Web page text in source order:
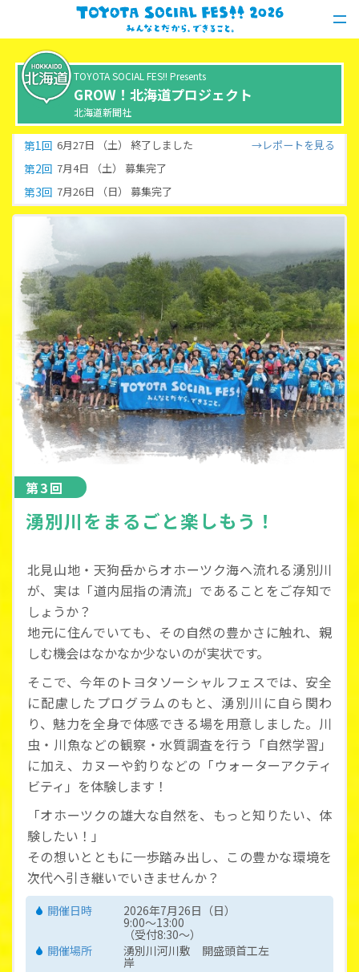
TOYOTA SOCIAL FES!! Presents
GROW！北海道プロジェクト
北海道新聞社
第1回 6月27日 （土） 終了しました レポートを見る
第2回 7月4日 （土） 募集完了
第3回 7月26日 （日） 募集完了
第3回
湧別川をまるごと楽しもう！
北見山地・天狗岳からオホーツク海へ流れる湧別川
が、実は「道内屈指の清流」であることをご存知で
しょうか？
地元に住んでいても、その自然の豊かさに触れ、親
しむ機会はなかなか少ないのが実状です。
そこで、今年のトヨタソーシャルフェスでは、安全
に配慮したプログラムのもと、湧別川に自ら関わ
り、魅力を全身で体感できる場を用意しました。川
虫・川魚などの観察・水質調査を行う「自然学習」
に加え、カヌーや釣りなどの「ウォーターアクティ
ビティ」を体験します！
「オホーツクの雄大な自然を、もっと知りたい、体
験したい！」
その想いとともに一歩踏み出し、この豊かな環境を
次代へ引き継いでいきませんか？
開催日時 2026年7月26日（日）
9:00～13:00
（受付8:30～）
開催場所
湧別川河川敷 開盛頭首工左
岸